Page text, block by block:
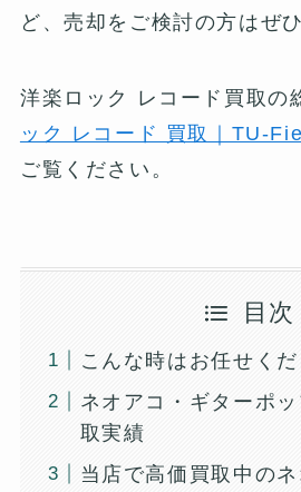
ど、売却をご検討の方はぜ
洋楽ロック レコード買取の
ック レコード 買取｜TU-
ご覧ください。
目次
こんな時はお任せくだ
ネオアコ・ギターポ
取実績
当店で高価買取中の